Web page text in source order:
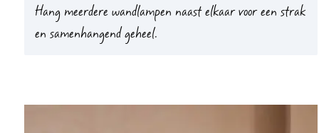
Hang meerdere wandlampen naast elkaar voor een strak
en samenhangend geheel.